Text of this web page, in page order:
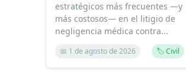
estratégicos más frecuentes —y
más costosos— en el litigio de
negligencia médica contra...
📅 1 de agosto de 2026 🏷️ Civil